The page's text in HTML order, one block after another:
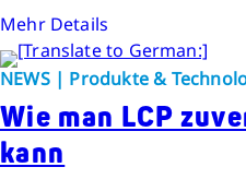
Mehr Details
NEWS | Produkte &
Wie man LCP
kann